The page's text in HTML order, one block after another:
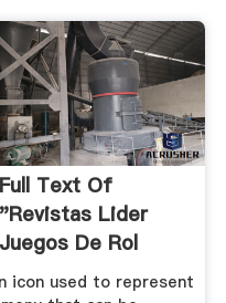
Full Text Of
"Revistas Lider
Juegos De Rol
Simulacion"
icon used to represent